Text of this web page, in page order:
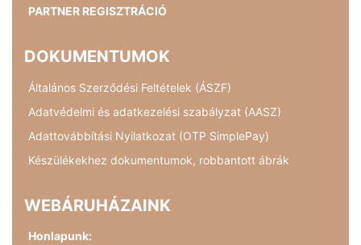
PARTNER REGISZTRÁCIÓ
DOKUMENTUMOK
Általános Szerződési Feltételek (ÁSZF)
Adatvédelmi és adatkezelési szabályzat (AASZ)
Adattovábbítási Nyilatkozat (OTP SimplePay)
Készülékekhez dokumentumok, robbantott ábrák
WEBÁRUHÁZAINK
Honlapunk: